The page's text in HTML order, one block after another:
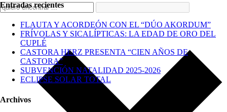
Entradas recientes
FLAUTA Y ACORDEÓN CON EL “DÚO AKORDUM”
FRÍVOLAS Y SICALÍPTICAS: LA EDAD DE ORO DEL
CUPLÉ
CASTORA HERZ PRESENTA “CIEN AÑOS DE
CASTORA”
SUBVENCIÓN NATALIDAD 2025-2026
ECLIPSE SOLAR TOTAL
Archivos